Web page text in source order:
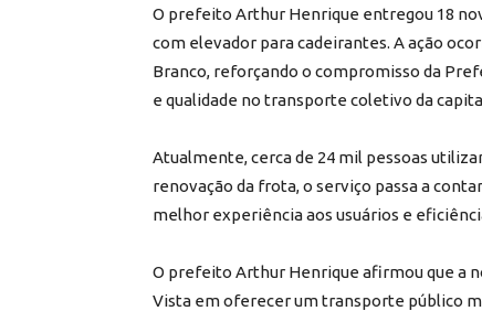
O prefeito Arthur Henrique entregou 18
com elevador para cadeirantes. A ação
Branco, reforçando o compromisso da
e qualidade no transporte coletivo da
Atualmente, cerca de 24 mil pessoas
renovação da frota, o serviço passa a
melhor experiência aos usuários e
O prefeito Arthur Henrique afirmou que a
Vista em oferecer um transporte público